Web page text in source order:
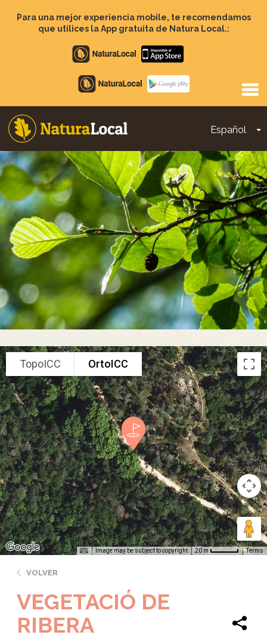
contenido
Para una mejor experiencia mobile, te recomendamos
que utilices la App gratuita de Natura Local.:
Apple
store
Google
Play
Español
Main
navigation
TopoICC OrtoICC
Image may be subject to copyright 20 m Terms
VOLVER
VEGETACIÓ DE
RIBERA